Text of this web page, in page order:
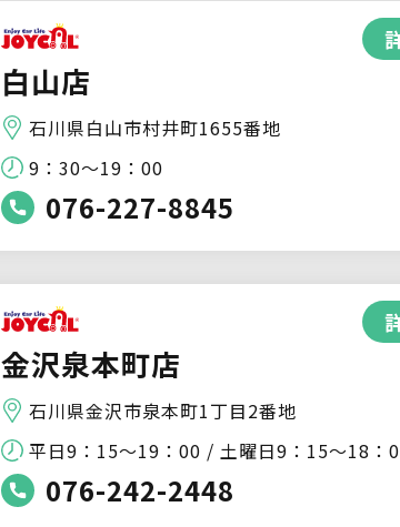
白山店
石川県白山市村井町1655番地
9：30～19：00
076-227-8845
金沢泉本町店
石川県金沢市泉本町1丁目2番地
平日9：15～19：00 / 土曜日9：15～18：
076-242-2448